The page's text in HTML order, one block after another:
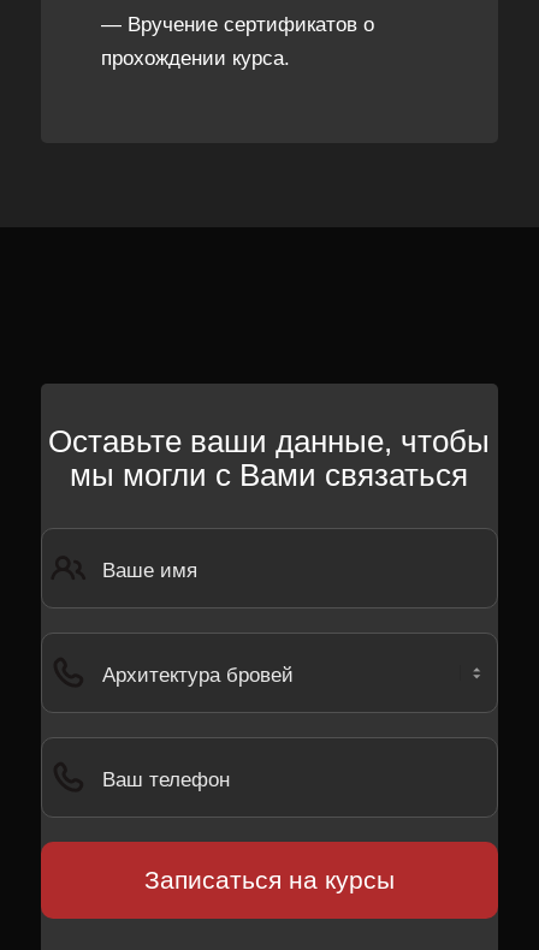
— Вручение сертификатов о
прохождении курса.
Оставьте ваши данные, чтобы
мы могли с Вами связаться